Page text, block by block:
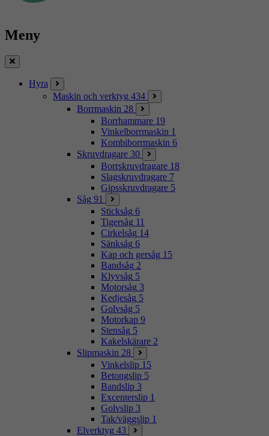
Meny
Stäng
Hyra
Maskin och verktyg 434
Borrmaskin 28
Borrhammare 19
Vinkelborrmaskin 1
Kombiborrmaskin 6
Skruvdragare 30
Borrskruvdragare 18
Slagskruvdragare 7
Gipsskruvdragare 5
Såg 91
Sticksåg 6
Tigersåg 11
Cirkelsåg 14
Sänksåg 6
Kap och gersåg 15
Bandsåg 2
Klyvsåg 5
Motorsåg 3
Kedjesåg 5
Golvsåg 5
Motorkap 9
Stensåg 5
Kakelskärare 2
Slipmaskin 28
Vinkelslip 15
Betongslip 5
Bandslip 3
Excenterslip 1
Golvslip 3
Tak/väggslip 1
Elverktyg 43